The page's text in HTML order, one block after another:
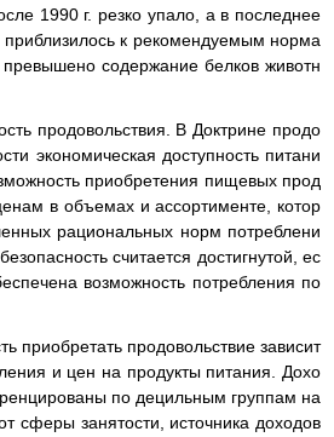
1990 г. резко упало, а в последнее
приблизилось к рекомендуемым норма
содержание белков животн
продовольствия. В Доктрине продо
экономическая доступность питани
приобретения пищевых прод
в объемах и ассортименте, котор
рациональных норм потреблени
считается достигнутой, ес
возможность потребления по
приобретать продовольствие зависит
и цен на продукты питания. Дохо
по децильным группам на
сферы занятости, источника доходов